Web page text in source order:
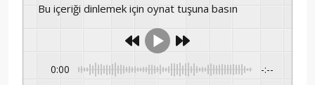
Bu içeriği dinlemek için oynat tuşuna basın
0:00 -:--